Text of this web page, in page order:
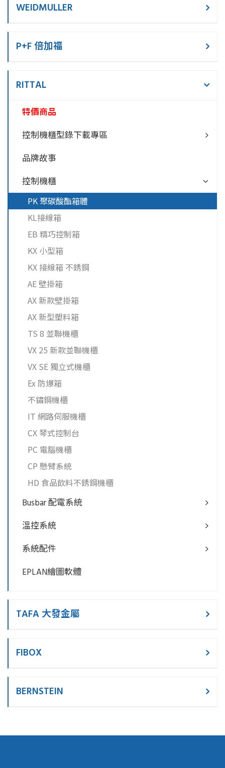
WEIDMULLER
P+F 倍加福
RITTAL
特價商品
控制機櫃型錄下載專區
品牌故事
控制機櫃
PK 聚碳酸酯箱體
KL接線箱
EB 精巧控制箱
KX 小型箱
KX 接線箱 不銹鋼
AE 壁掛箱
AX 新款壁掛箱
AX 新型塑料箱
TS 8 並聯機櫃
VX 25 新款並聯機櫃
VX SE 獨立式機櫃
Ex 防爆箱
不鏽鋼機櫃
IT 網路伺服機櫃
CX 琴式控制台
PC 電腦機櫃
CP 懸臂系統
HD 食品飲料不銹鋼機櫃
Busbar 配電系統
溫控系統
系統配件
EPLAN繪圖軟體
TAFA 大發金屬
FIBOX
BERNSTEIN